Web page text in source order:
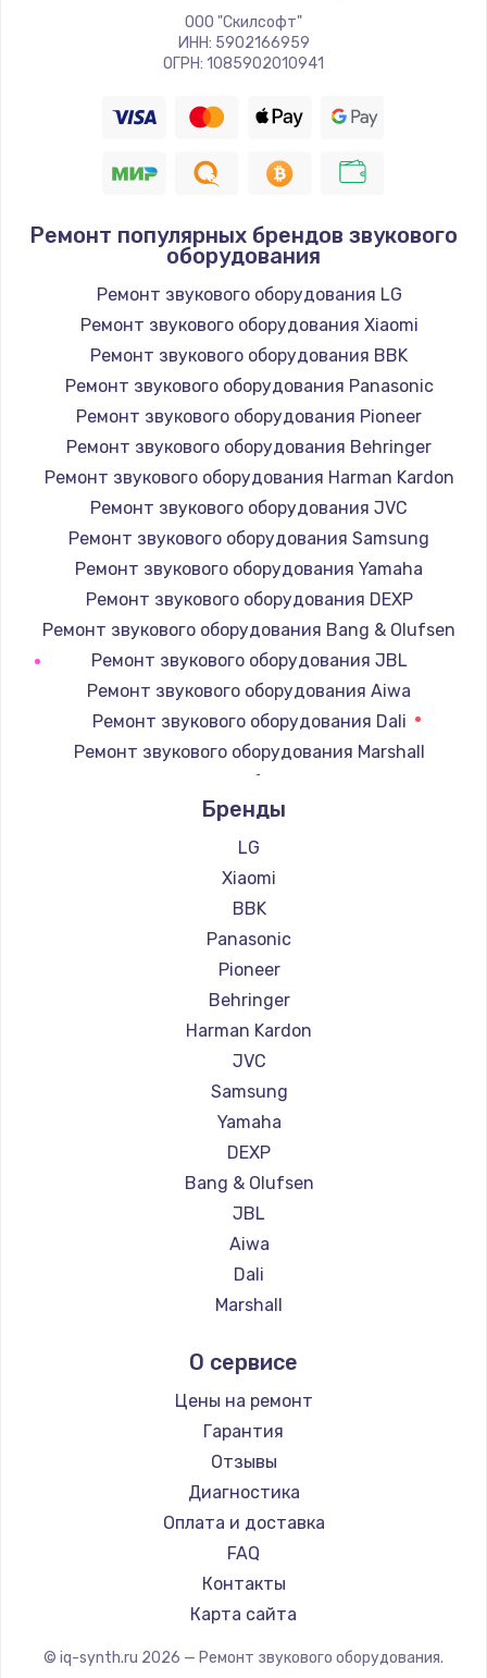
Заказать
Замена ТЭНа
Заказать
Замена шнура
Заказать
Замена / ремонт электронного модуля
управления
600 руб.
Заказать
Замена конфорки
1100 руб.
Заказать
Замена платы сенсора
900 руб.
Заказать
Замена регулятора режимов конфорки
900 руб.
Заказать
Замена сенсорного датчика
1300 руб.
Заказать
Замена сигнальной лампы
1200 руб.
Заказать
Замена системной платы
1500 руб.
Заказать
Замена температурного датчика
2500 руб.
Заказать
Замена электроконфорки
Заказать
Техобслуживание
900 руб.
Заказать
Установка / подключение / демонтаж
1300 руб.
Заказать
Прошивка
ООО "Скилсофт"
ИНН: 5902166959
ОГРН: 1085902010941
Ремонт популярных брендов звукового
оборудования
Ремонт звукового оборудования LG
Ремонт звукового оборудования Xiaomi
Ремонт звукового оборудования BBK
Ремонт звукового оборудования Panasonic
Ремонт звукового оборудования Pioneer
Ремонт звукового оборудования Behringer
Ремонт звукового оборудования Harman Kardon
Ремонт звукового оборудования JVC
Ремонт звукового оборудования Samsung
Ремонт звукового оборудования Yamaha
Ремонт звукового оборудования DEXP
Ремонт звукового оборудования Bang & Olufsen
Ремонт звукового оборудования JBL
Ремонт звукового оборудования Aiwa
Ремонт звукового оборудования Dali
Ремонт звукового оборудования Marshall
Ремонт звукового оборудования Supra
Бренды
LG
Xiaomi
BBK
Panasonic
Pioneer
Behringer
Harman Kardon
JVC
Samsung
Yamaha
DEXP
Bang & Olufsen
JBL
Aiwa
Dali
Marshall
О сервисе
Цены на ремонт
Гарантия
Отзывы
Диагностика
Оплата и доставка
FAQ
Контакты
Карта сайта
© iq-synth.ru 2026 — Ремонт звукового оборудования.